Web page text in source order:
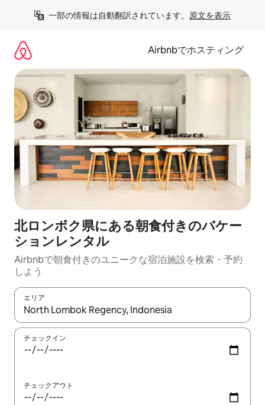
一部の情報は自動翻訳されています。 原文を表示
Airbnbでホスティング
北ロンボク県にある朝食付きのバケー
ションレンタル
Airbnbで朝食付きのユニークな宿泊施設を検索・予約
しよう
エリア
検索結果が表示されたら、上下の矢印キーを使って移動するか
チェックイン
チェックアウト